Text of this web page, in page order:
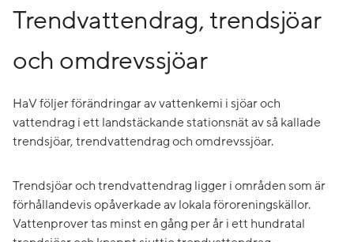
Trendvattendrag, trendsjöar
och omdrevssjöar
HaV följer förändringar av vattenkemi i sjöar och
vattendrag i ett landstäckande stationsnät av så kallade
trendsjöar, trendvattendrag och omdrevssjöar.
Trendsjöar och trendvattendrag ligger i områden som är
förhållandevis opåverkade av lokala föroreningskällor.
Vattenprover tas minst en gång per år i ett hundratal